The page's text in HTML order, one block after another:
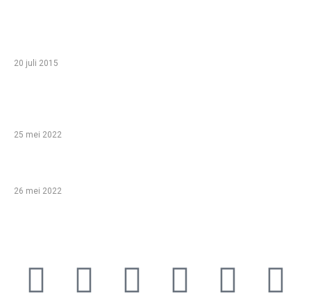
20 juli 2015
25 mei 2022
26 mei 2022